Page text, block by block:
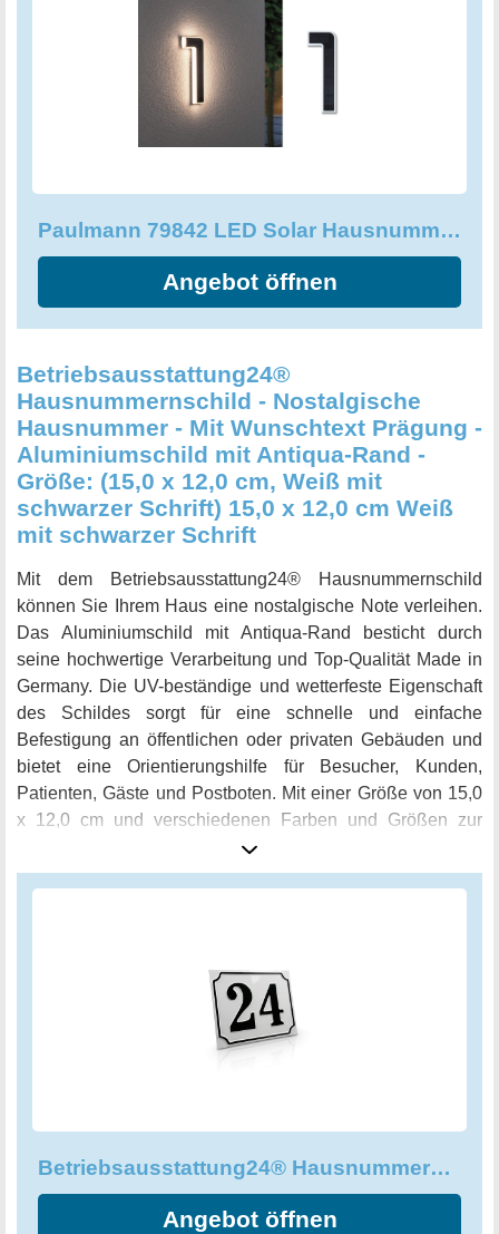
spritzwassergeschützten IP44 zertifizierten Gehäuses ist
die Solar Hausnummer ideal für alle
Witterungsbedingungen geeignet, ohne dass Sie sich
Gedanken über Schäden oder Kurzschlüsse machen
müssen. Das Akku ist wechselbar, so dass die Lampe bei
Bedarf auch immer wieder mit neuer Energie versorgt
Paulmann 79842 LED Solar Hausnummer 1 IP44 Warmweiß
Angebot öffnen
Betriebsausstattung24®
Hausnummernschild - Nostalgische
Hausnummer - Mit Wunschtext Prägung -
Aluminiumschild mit Antiqua-Rand -
Größe: (15,0 x 12,0 cm, Weiß mit
schwarzer Schrift) 15,0 x 12,0 cm Weiß
mit schwarzer Schrift
Mit dem Betriebsausstattung24® Hausnummernschild
können Sie Ihrem Haus eine nostalgische Note verleihen.
Das Aluminiumschild mit Antiqua-Rand besticht durch
seine hochwertige Verarbeitung und Top-Qualität Made in
Germany. Die UV-beständige und wetterfeste Eigenschaft
des Schildes sorgt für eine schnelle und einfache
Befestigung an öffentlichen oder privaten Gebäuden und
bietet eine Orientierungshilfe für Besucher, Kunden,
Patienten, Gäste und Postboten. Mit einer Größe von 15,0
x 12,0 cm und verschiedenen Farben und Größen zur
Auswahl, ist das Schild für den Innen- und Außenbereich
geeignet und temperaturbeständig von -40 °C bis +160 °C.
die Ihrem Betriebsausstattung24® Hausnummernschild
eine einzigartige Persönlichkeit verleihen. Bestellen Sie
jetzt Ihr individuelles Schild direkt vom Hersteller und
erleben Sie die perfekte Kombination aus Tradition und
Betriebsausstattung24® Hausnummernschild - Nostalgische Hausnummer
Angebot öffnen